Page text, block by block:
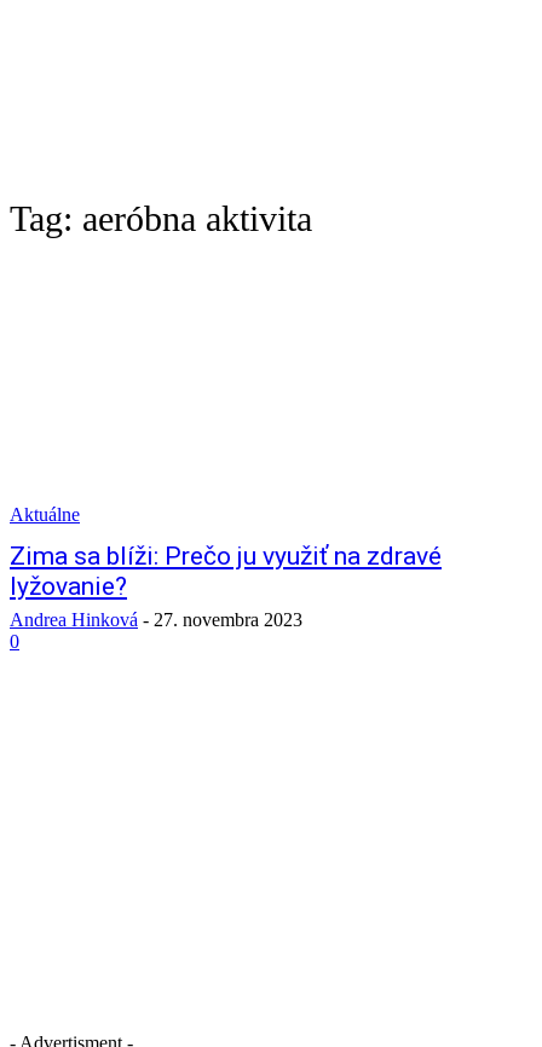
Tag: aeróbna aktivita
Aktuálne
Zima sa blíži: Prečo ju využiť na zdravé
lyžovanie?
Andrea Hinková - 27. novembra 2023
0
- Advertisment -